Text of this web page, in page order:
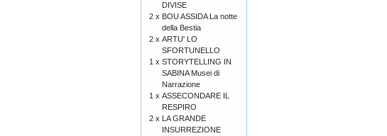
DIVISE
2 x BOU ASSIDA La notte
della Bestia
2 x ARTU' LO
SFORTUNELLO
1 x STORYTELLING IN
SABINA Musei di
Narrazione
1 x ASSECONDARE IL
RESPIRO
2 x LA GRANDE
INSURREZIONE